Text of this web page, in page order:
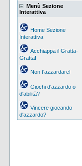
Menù Sezione
Interattiva
Home Sezione
Interattiva
Acchiappa il Gratta-
Gratta!
Non t'azzardare!
Giochi d'azzardo o
d'abilità?
Vincere giocando
d'azzardo?